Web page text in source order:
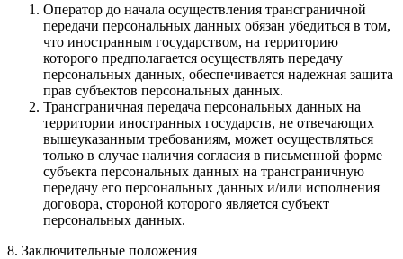
Оператор до начала осуществления трансграничной
передачи персональных данных обязан убедиться в том,
что иностранным государством, на территорию
которого предполагается осуществлять передачу
персональных данных, обеспечивается надежная защита
прав субъектов персональных данных.
Трансграничная передача персональных данных на
территории иностранных государств, не отвечающих
вышеуказанным требованиям, может осуществляться
только в случае наличия согласия в письменной форме
субъекта персональных данных на трансграничную
передачу его персональных данных и/или исполнения
договора, стороной которого является субъект
персональных данных.
8. Заключительные положения